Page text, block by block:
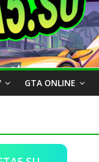
GTA ONLINE